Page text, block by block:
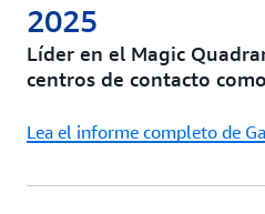
Líder en el Magic
centros de contacto
2025
Lea el informe completo de